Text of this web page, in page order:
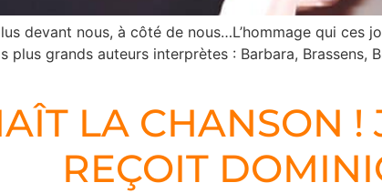
devant nous, à côté de nous…L’hommage qui
plus grands auteurs interprètes : Barbara, Brassens,
LA CHANSON
REÇOIT